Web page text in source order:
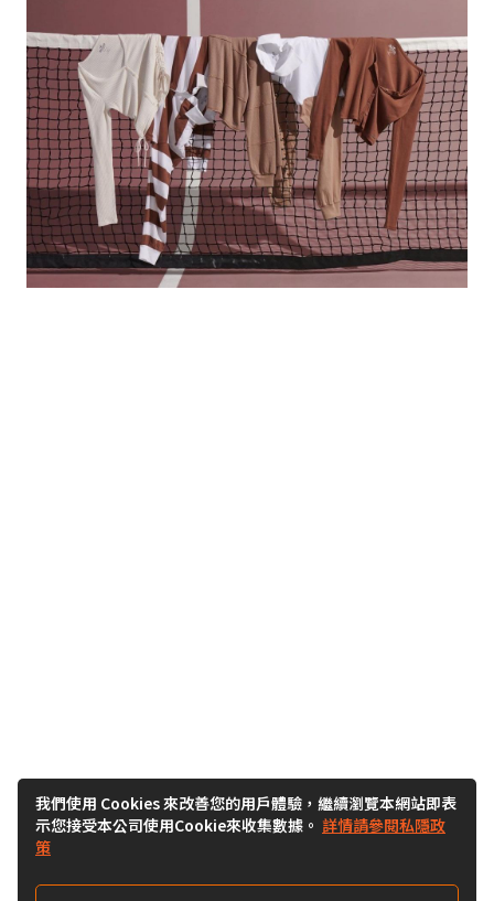
我們使用 Cookies 來改善您的用戶體驗，繼續瀏覽本網站即表
示您接受本公司使用Cookie來收集數據。 詳情請參閱私隱政
策